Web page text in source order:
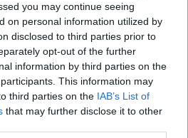
you may continue seeing
on personal information utilized by
disclosed to third parties prior to
opt-out of the further
information by third parties on the
This information may
third parties on the IAB’s List of
that may further disclose it to other